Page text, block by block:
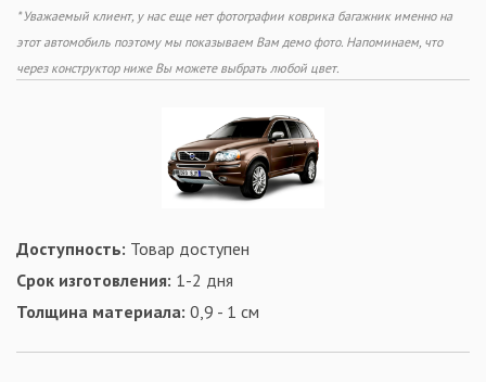
* Уважаемый клиент, у нас еще нет фотографии коврика багажник именно на
этот автомобиль поэтому мы показываем Вам демо фото. Напоминаем, что
через конструктор ниже Вы можете выбрать любой цвет.
Доступность: Товар доступен
Срок изготовления: 1-2 дня
Толщина материала: 0,9 - 1 см